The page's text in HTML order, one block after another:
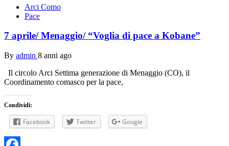
Condividi
Arci Como
Pace
7 aprile/ Menaggio/ “Voglia di pace a Kobane”
By admin 8 anni ago
Il circolo Arci Settima generazione di Menaggio (CO), il
Coordinamento comasco per la pace,
Condividi:
Facebook Twitter Google